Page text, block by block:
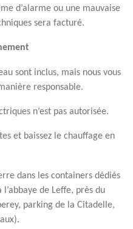
d’alarme ou une mauvaise
sera facturé.
sont inclus, mais nous vous
responsable.
n’est pas autorisée.
et baissez le chauffage en
dans les containers dédiés
de Leffe, près du
parking de la Citadelle,